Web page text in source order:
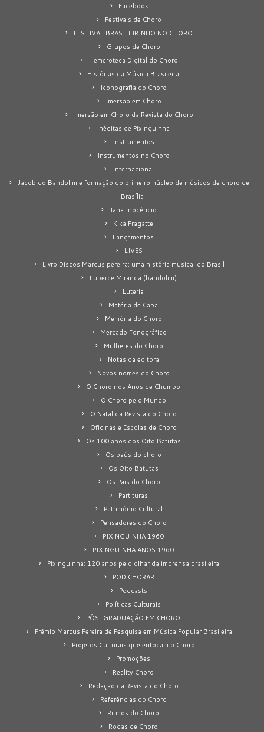
Facebook
Festivais de Choro
FESTIVAL BRASILEIRINHO NO CHORO
Grupos de Choro
Hemeroteca Digital do Choro
Histórias da Música Brasileira
Iconografia do Choro
Imersão em Choro
Imersão em Choro da Revista do Choro
Inéditas de Pixinguinha
Instrumentos
Instrumentos no Choro
Internacional
Jacob do Bandolim e formação do primeiro núcleo de músicos de choro de
Brasília
Jana Inocêncio
Kika Fragatte
Lançamentos
LIVES
Livro Discos Marcus pereira: uma história musical do Brasil
Luperce Miranda (bandolim)
Luteria
Matéria de Capa
Memória do Choro
Mercado Fonográfico
Mulheres do Choro
Notas da editora
Novos nomes do Choro
O Choro nos Anos de Chumbo
O Choro pelo Mundo
O Natal da Revista do Choro
Oficinas e Escolas de Choro
Os 100 anos dos Oito Batutas
Os baús do choro
Os Oito Batutas
Os Pais do Choro
Partituras
Patrimônio Cultural
Pensadores do Choro
PIXINGUINHA 1960
PIXINGUINHA ANOS 1960
Pixinguinha: 120 anos pelo olhar da imprensa brasileira
POD CHORAR
Podcasts
Políticas Culturais
PÓS-GRADUAÇÃO EM CHORO
Prêmio Marcus Pereira de Pesquisa em Música Popular Brasileira
Projetos Culturais que enfocam o Choro
Promoções
Reality Choro
Redação da Revista do Choro
Referências do Choro
Ritmos do Choro
Rodas de Choro